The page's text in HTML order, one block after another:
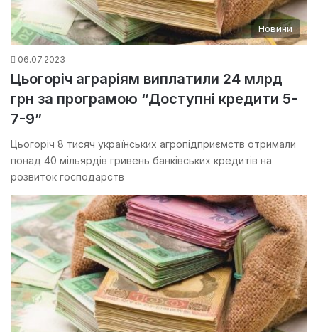
Новини
06.07.2023
Цьогоріч аграріям виплатили 24 млрд
грн за програмою “Доступні кредити 5-
7-9”
Цьогоріч 8 тисяч українських агропідприємств отримали
понад 40 мільярдів гривень банківських кредитів на
розвиток господарств